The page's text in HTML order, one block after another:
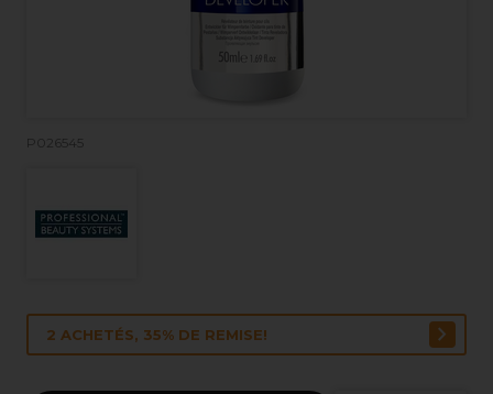
P026545
2 ACHETÉS, 35% DE REMISE!